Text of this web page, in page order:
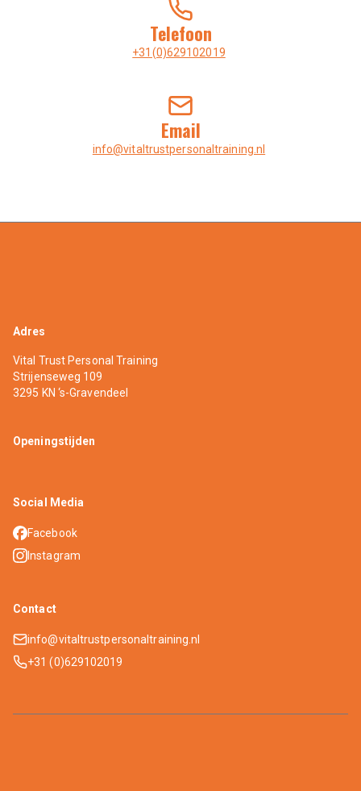
Telefoon
+31(0)629102019
Email
info@vitaltrustpersonaltraining.nl
Adres
Vital Trust Personal Training
Strijenseweg 109
3295 KN ‘s-Gravendeel
Openingstijden
Social Media
Facebook
Instagram
Contact
info@vitaltrustpersonaltraining.nl
+31 (0)629102019